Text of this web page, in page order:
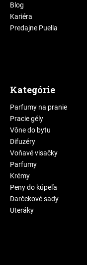
Blog
Kariéra
Predajne Puella
Kategórie
Parfumy na pranie
Pracie gély
Vône do bytu
Difuzéry
Voňavé visačky
Parfumy
Krémy
Peny do kúpeľa
Darčekové sady
Uteráky